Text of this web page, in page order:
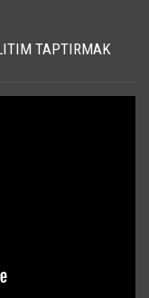
TAPTIRMAK